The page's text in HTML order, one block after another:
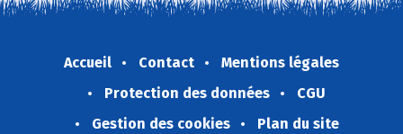
Accueil Contact
Mentions légales
Protection des données
CGU
Gestion des cookies
Plan du site